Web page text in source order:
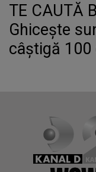
TE CAUTĂ
Ghicește
câștigă 100